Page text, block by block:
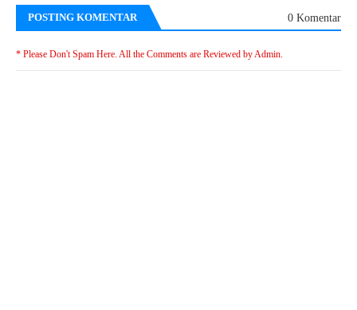
POSTING KOMENTAR 0 Komentar
* Please Don't Spam Here. All the Comments are Reviewed by Admin.